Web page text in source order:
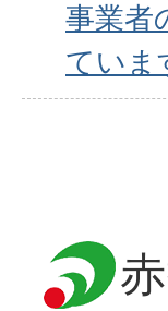
事業者
ていま